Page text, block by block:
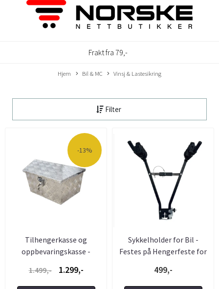
Frakt fra 79,-
Hjem Bil & MC Vinsj & Lastesikring
Filter
-13%
Tilhengerkasse og
oppbevaringskasse -
1.499,- 1.299,-
Sykkelholder for Bil -
Festes på Hengerfeste for
499,-